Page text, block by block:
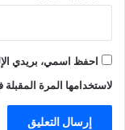
احفظ اسمي، بريدي
لاستخدامها المرة